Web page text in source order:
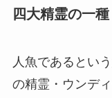
四大精霊の一
人魚であるとい
の精霊・ウンデ